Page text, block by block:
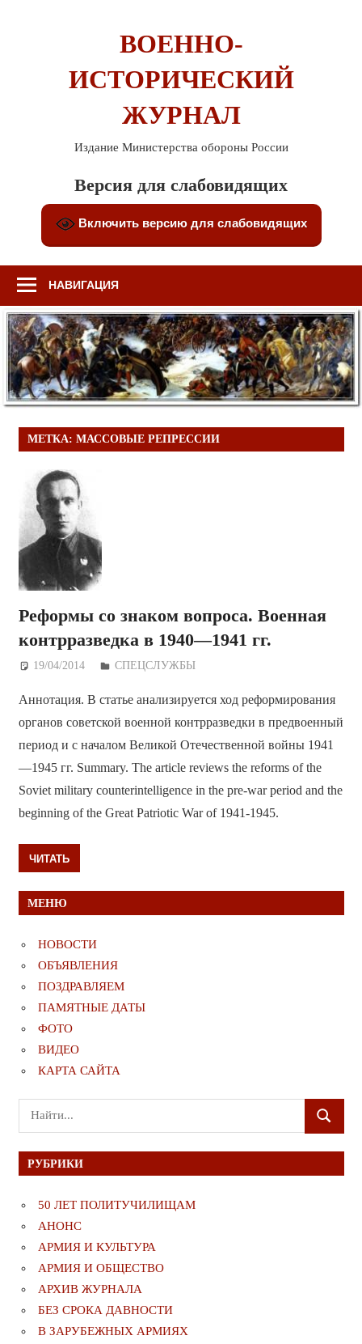
ВОЕННО-
ИСТОРИЧЕСКИЙ
ЖУРНАЛ
Издание Министерства обороны России
Версия для слабовидящих
Включить версию для слабовидящих
НАВИГАЦИЯ
МЕТКА: МАССОВЫЕ РЕПРЕССИИ
Реформы со знаком вопроса. Военная
контрразведка в 1940—1941 гг.
19/04/2014 Дежурный по Редакции
СПЕЦСЛУЖБЫ
Аннотация. В статье анализируется ход реформирования
органов советской военной контрразведки в предвоенный
период и с началом Великой Отечественной войны 1941
—1945 гг. Summary. The article reviews the reforms of the
Soviet military counterintelligence in the pre-war period and the
beginning of the Great Patriotic War of 1941-1945.
ЧИТАТЬ
МЕНЮ
НОВОСТИ
ОБЪЯВЛЕНИЯ
ПОЗДРАВЛЯЕМ
ПАМЯТНЫЕ ДАТЫ
ФОТО
ВИДЕО
КАРТА САЙТА
Поиск
для:
ПОИСК
РУБРИКИ
50 ЛЕТ ПОЛИТУЧИЛИЩАМ
АНОНС
АРМИЯ И КУЛЬТУРА
АРМИЯ И ОБЩЕСТВО
АРХИВ ЖУРНАЛА
БЕЗ СРОКА ДАВНОСТИ
В ЗАРУБЕЖНЫХ АРМИЯХ